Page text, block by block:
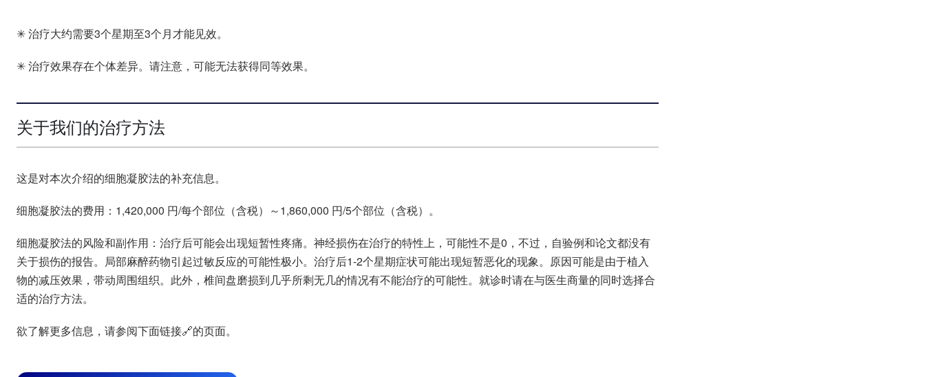
✳ 治疗大约需要3个星期至3个月才能见效。
✳ 治疗效果存在个体差异。请注意，可能无法获得同等效果。
关于我们的治疗方法
这是对本次介绍的细胞凝胶法的补充信息。
细胞凝胶法的费用：1,420,000 円/每个部位（含税）～1,860,000 円/5个部位（含税）。
细胞凝胶法的风险和副作用：治疗后可能会出现短暂性疼痛。神经损伤在治疗的特性上，可能性不是0，不过，自验例和论文都没有
关于损伤的报告。局部麻醉药物引起过敏反应的可能性极小。治疗后1-2个星期症状可能出现短暂恶化的现象。原因可能是由于植入
物的减压效果，带动周围组织。此外，椎间盘磨损到几乎所剩无几的情况有不能治疗的可能性。就诊时请在与医生商量的同时选择合
适的治疗方法。
欲了解更多信息，请参阅下面链接🔗的页面。